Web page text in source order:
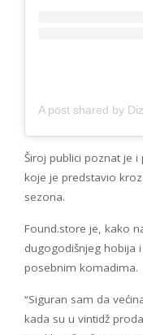
Široj publici poznat je
koje je predstavio
sezona.
Found.store je, kako
dugogodišnjeg hobija i
posebnim komadima.
“Siguran sam da
kada su u vintidž